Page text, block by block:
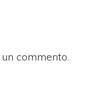
commento.